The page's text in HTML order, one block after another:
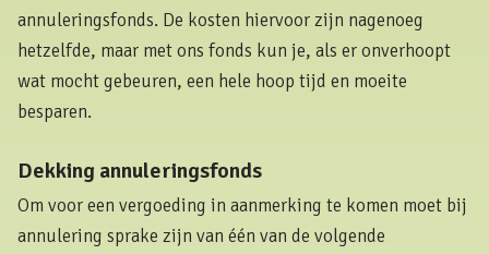
annuleringsfonds. De kosten hiervoor zijn nagenoeg
hetzelfde, maar met ons fonds kun je, als er onverhoopt
wat mocht gebeuren, een hele hoop tijd en moeite
besparen.
Dekking annuleringsfonds
Om voor een vergoeding in aanmerking te komen moet bij
annulering sprake zijn van één van de volgende